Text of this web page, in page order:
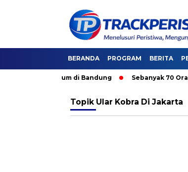
BERANDA PROGRAM BERITA
Umum di Bandung Sebanyak 70 Orang
Topik Ular Kobra Di Jakarta